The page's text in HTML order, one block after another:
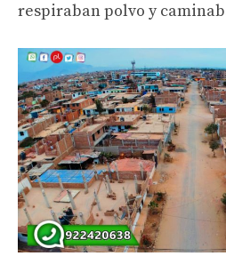
respiraban polvo y